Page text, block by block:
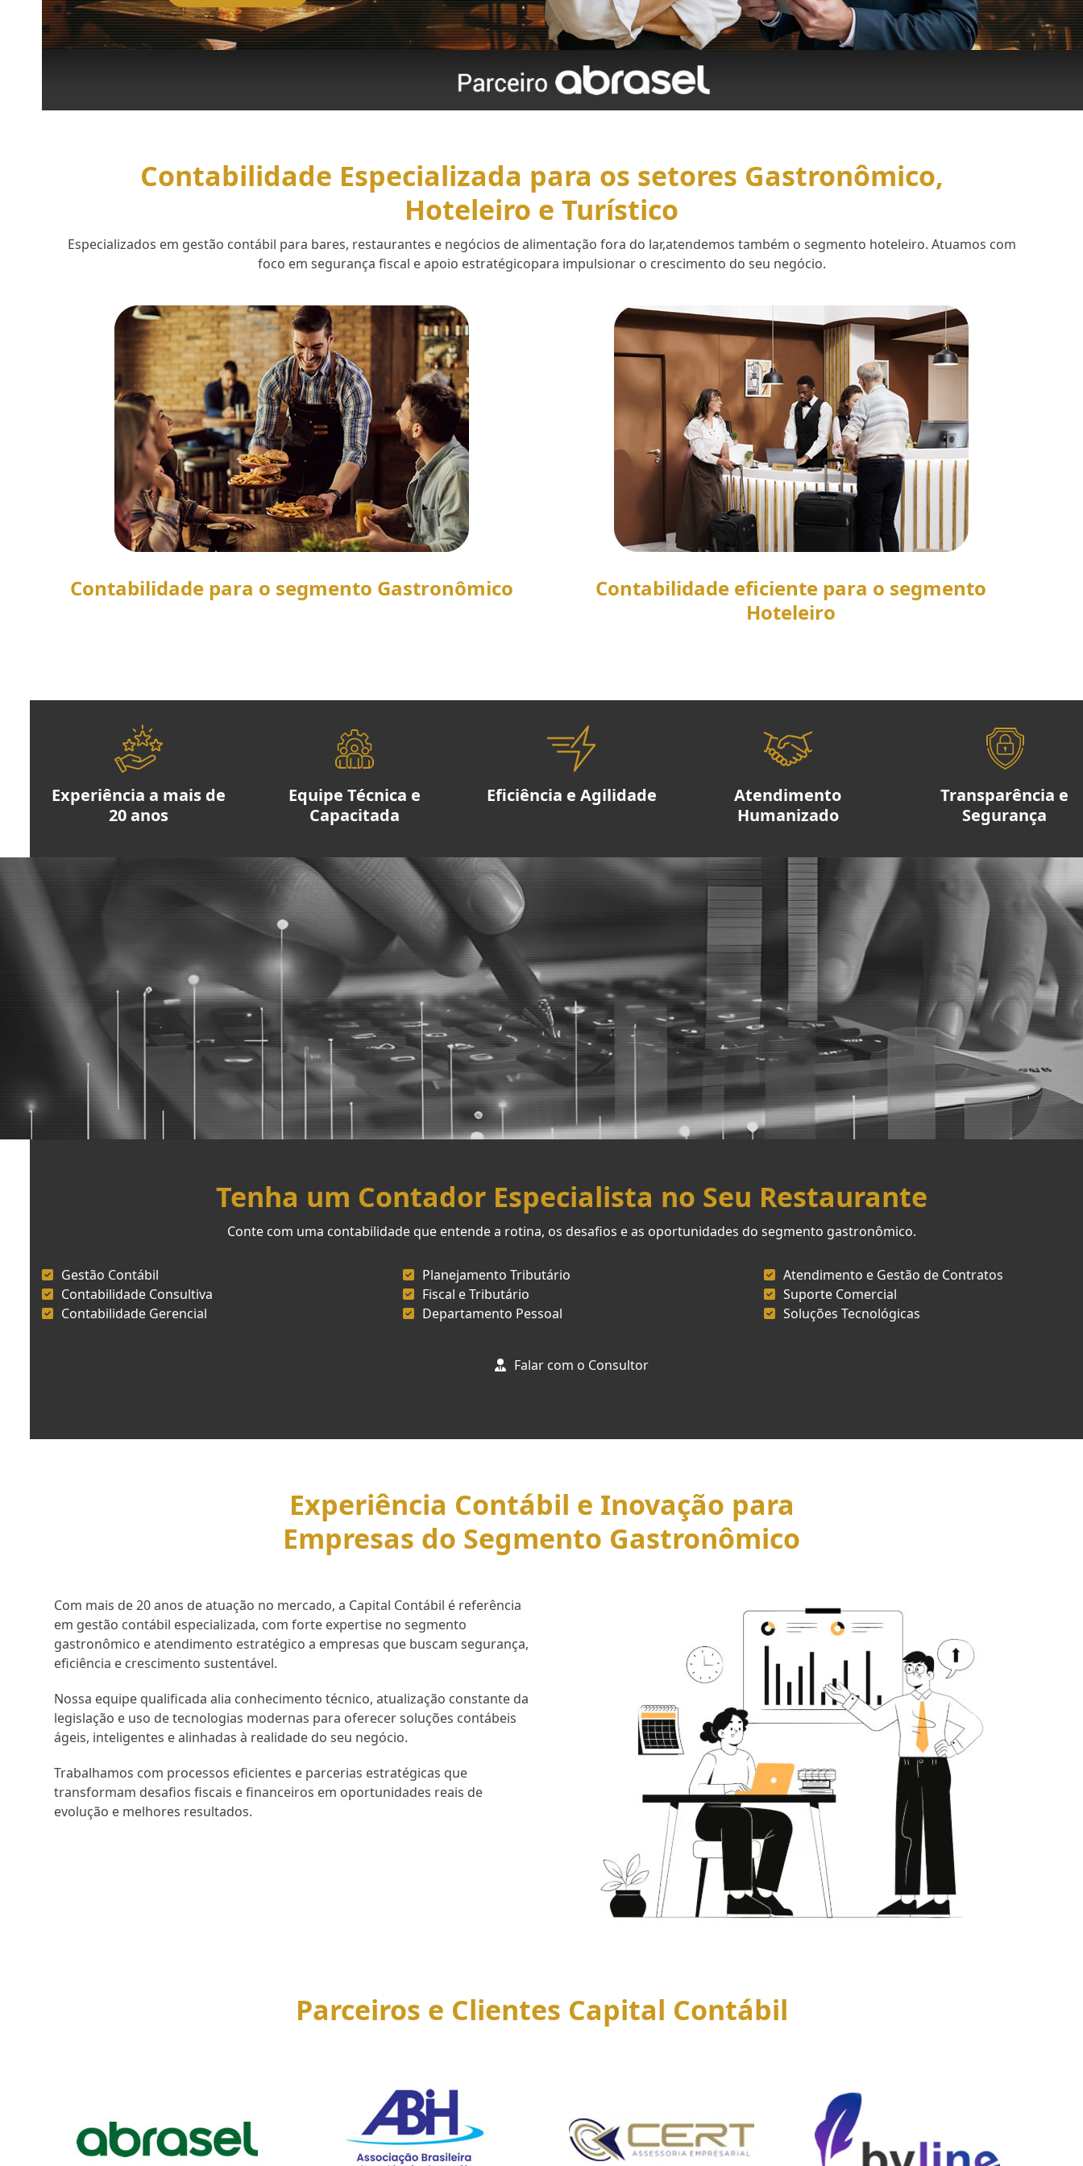
Contabilidade Especializada para os setores Gastronômico,
Hoteleiro e Turístico
Especializados em gestão contábil para bares, restaurantes e negócios de alimentação fora do lar,atendemos também o segmento hoteleiro. Atuamos com
foco em segurança fiscal e apoio estratégicopara impulsionar o crescimento do seu negócio.
Contabilidade para o segmento Gastronômico
Contabilidade eficiente para o segmento
Hoteleiro
Experiência a mais de
20 anos
Equipe Técnica e
Capacitada
Eficiência e Agilidade
Atendimento
Humanizado
Transparência e
Segurança
Tenha um Contador Especialista no Seu Restaurante
Conte com uma contabilidade que entende a rotina, os desafios e as oportunidades do segmento gastronômico.
Gestão Contábil
Contabilidade Consultiva
Contabilidade Gerencial
Planejamento Tributário
Fiscal e Tributário
Departamento Pessoal
Atendimento e Gestão de Contratos
Suporte Comercial
Soluções Tecnológicas
Falar com o Consultor
Experiência Contábil e Inovação para
Empresas do Segmento Gastronômico
Com mais de 20 anos de atuação no mercado, a Capital Contábil é referência
em gestão contábil especializada, com forte expertise no segmento
gastronômico e atendimento estratégico a empresas que buscam segurança,
eficiência e crescimento sustentável.
Nossa equipe qualificada alia conhecimento técnico, atualização constante da
legislação e uso de tecnologias modernas para oferecer soluções contábeis
ágeis, inteligentes e alinhadas à realidade do seu negócio.
Trabalhamos com processos eficientes e parcerias estratégicas que
transformam desafios fiscais e financeiros em oportunidades reais de
evolução e melhores resultados.
Parceiros e Clientes Capital Contábil
right